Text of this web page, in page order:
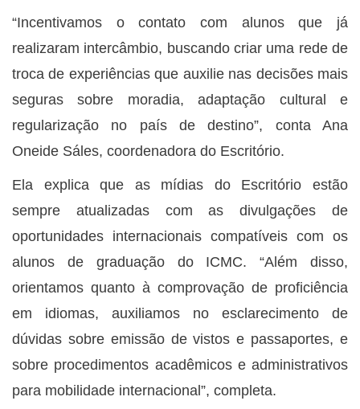
“Incentivamos o contato com alunos que já
realizaram intercâmbio, buscando criar uma rede de
troca de experiências que auxilie nas decisões mais
seguras sobre moradia, adaptação cultural e
regularização no país de destino”, conta Ana
Oneide Sáles, coordenadora do Escritório.
Ela explica que as mídias do Escritório estão
sempre atualizadas com as divulgações de
oportunidades internacionais compatíveis com os
alunos de graduação do ICMC. “Além disso,
orientamos quanto à comprovação de proficiência
em idiomas, auxiliamos no esclarecimento de
dúvidas sobre emissão de vistos e passaportes, e
sobre procedimentos acadêmicos e administrativos
para mobilidade internacional”, completa.